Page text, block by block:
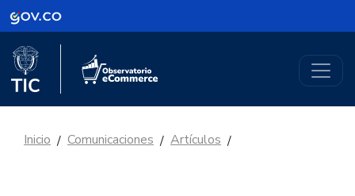
Logo Gobierno de Colombia
Logo del Ministerio TIC Logo Observatorio eCommerce
Inicio / Comunicaciones / Artículos /